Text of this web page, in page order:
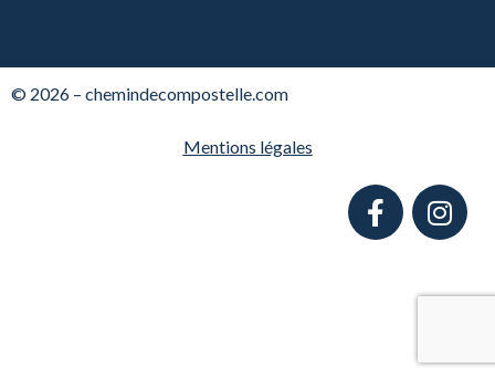
© 2026 – chemindecompostelle.com
Mentions légales